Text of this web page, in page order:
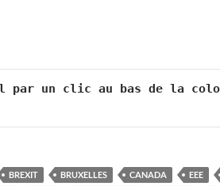
par un clic au bas de la
BREXIT BRUXELLES CANADA EEE